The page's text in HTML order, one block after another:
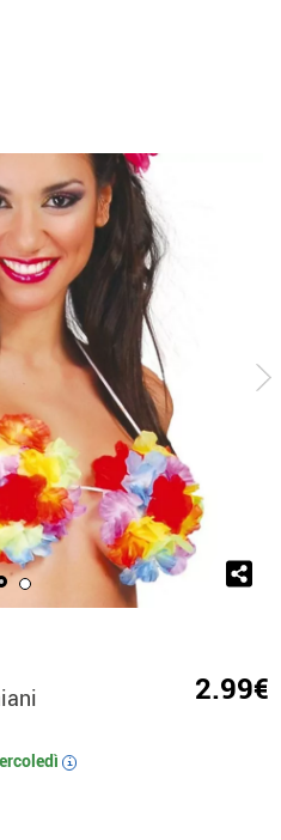
2.99€
i